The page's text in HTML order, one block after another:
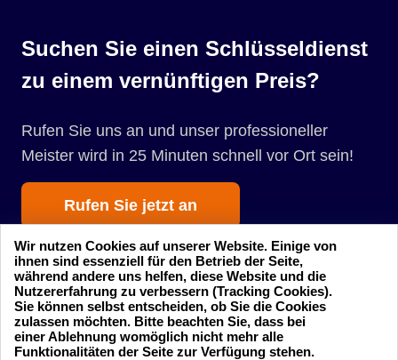
Suchen Sie einen Schlüsseldienst
zu einem vernünftigen Preis?
Rufen Sie uns an und unser professioneller
Meister wird in 25 Minuten schnell vor Ort sein!
Rufen Sie jetzt an
Startseite Einsatzgebiete
24 Stunden am Tag
Wir nutzen Cookies auf unserer Website. Einige von
ihnen sind essenziell für den Betrieb der Seite,
während andere uns helfen, diese Website und die
Nutzererfahrung zu verbessern (Tracking Cookies).
Sie können selbst entscheiden, ob Sie die Cookies
zulassen möchten. Bitte beachten Sie, dass bei
einer Ablehnung womöglich nicht mehr alle
Funktionalitäten der Seite zur Verfügung stehen.